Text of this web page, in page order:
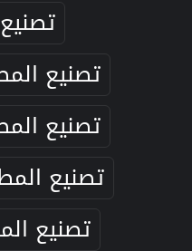
تصنيع
تصنيع
تصنيع
تصنيع